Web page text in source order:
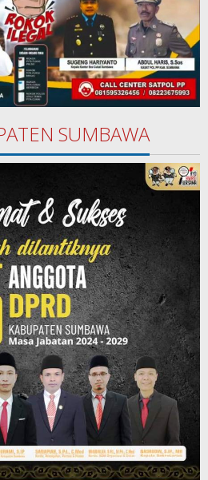
SUMBAWA